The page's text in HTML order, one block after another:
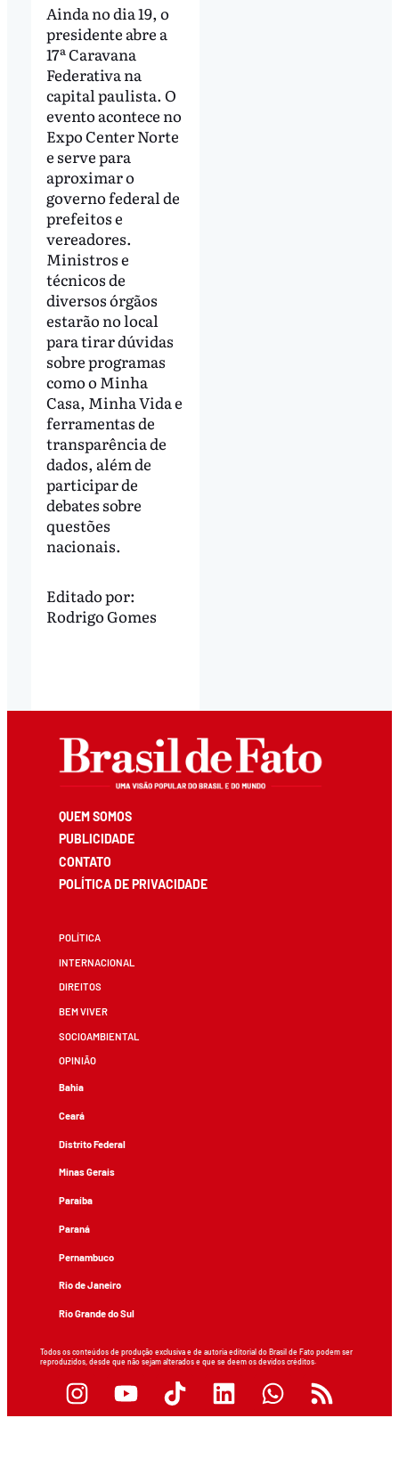
Ainda no dia 19, o
presidente abre a
17ª Caravana
Federativa na
capital paulista. O
evento acontece no
Expo Center Norte
e serve para
aproximar o
governo federal de
prefeitos e
vereadores.
Ministros e
técnicos de
diversos órgãos
estarão no local
para tirar dúvidas
sobre programas
como o Minha
Casa, Minha Vida e
ferramentas de
transparência de
dados, além de
participar de
debates sobre
questões
nacionais.
Editado por:
Rodrigo Gomes
QUEM SOMOS
PUBLICIDADE
CONTATO
POLÍTICA DE PRIVACIDADE
POLÍTICA
INTERNACIONAL
DIREITOS
BEM VIVER
SOCIOAMBIENTAL
OPINIÃO
Bahia
Ceará
Distrito Federal
Minas Gerais
Paraíba
Paraná
Pernambuco
Rio de Janeiro
Rio Grande do Sul
Todos os conteúdos de produção exclusiva e de autoria editorial do Brasil de Fato podem ser
reproduzidos, desde que não sejam alterados e que se deem os devidos créditos.